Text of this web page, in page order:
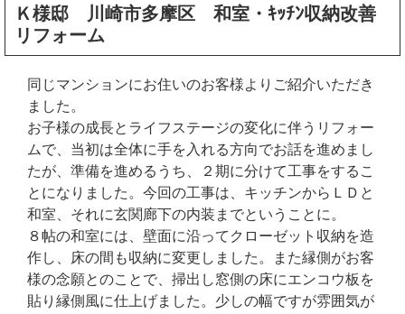
Ｋ様邸 川崎市多摩区 和室・ｷｯﾁﾝ収納改善
リフォーム
同じマンションにお住いのお客様よりご紹介いただき
ました。
お子様の成長とライフステージの変化に伴うリフォー
ムで、当初は全体に手を入れる方向でお話を進めまし
たが、準備を進めるうち、２期に分けて工事をするこ
とになりました。今回の工事は、キッチンからＬＤと
和室、それに玄関廊下の内装までということに。
８帖の和室には、壁面に沿ってクローゼット収納を造
作し、床の間も収納に変更しました。また縁側がお客
様の念願とのことで、掃出し窓側の床にエンコウ板を
貼り縁側風に仕上げました。少しの幅ですが雰囲気が